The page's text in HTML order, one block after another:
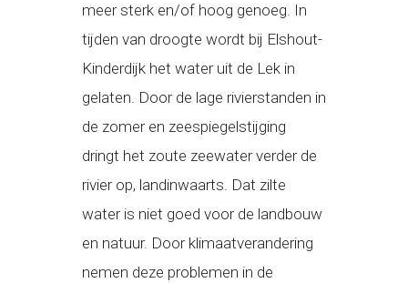
meer sterk en/of hoog genoeg. In
tijden van droogte wordt bij Elshout-
Kinderdijk het water uit de Lek in
gelaten. Door de lage rivierstanden in
de zomer en zeespiegelstijging
dringt het zoute zeewater verder de
rivier op, landinwaarts. Dat zilte
water is niet goed voor de landbouw
en natuur. Door klimaatverandering
nemen deze problemen in de